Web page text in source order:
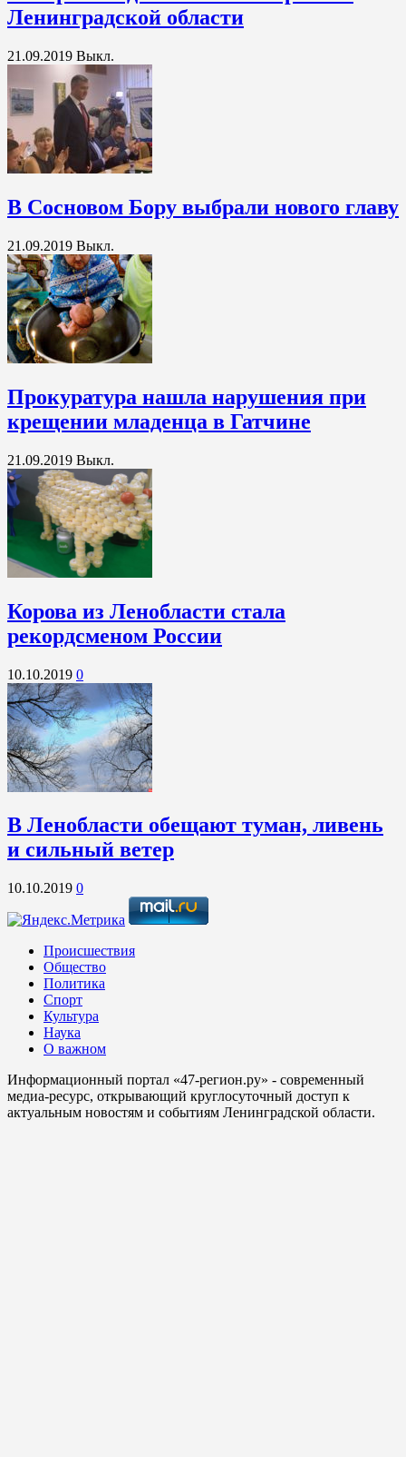
Ленинградской области
21.09.2019 Выкл.
В Сосновом Бору выбрали нового главу
21.09.2019 Выкл.
Прокуратура нашла нарушения при
крещении младенца в Гатчине
21.09.2019 Выкл.
Корова из Ленобласти стала
рекордсменом России
10.10.2019 0
В Ленобласти обещают туман, ливень
и сильный ветер
10.10.2019 0
Происшествия
Общество
Политика
Спорт
Культура
Наука
О важном
Информационный портал «47-регион.ру» - современный
медиа-ресурс, открывающий круглосуточный доступ к
актуальным новостям и событиям Ленинградской области.